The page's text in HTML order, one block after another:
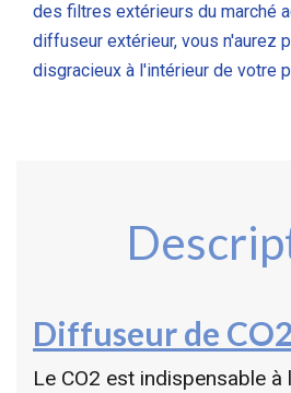
des filtres extérieurs du marché
diffuseur extérieur, vous n'aurez
disgracieux à l'intérieur de votre
Diffuseur de
Le CO2 est indispensable